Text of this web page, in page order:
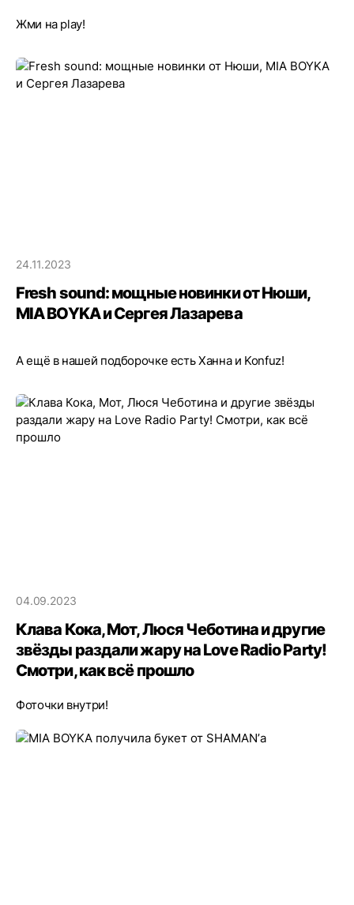
Жми на play!
24.11.2023
Fresh sound: мощные новинки от Нюши,
MIA BOYKA и Сергея Лазарева
А ещё в нашей подборочке есть Ханна и Konfuz!
04.09.2023
Клава Кока, Мот, Люся Чеботина и другие
звёзды раздали жару на Love Radio Party!
Смотри, как всё прошло
Фоточки внутри!